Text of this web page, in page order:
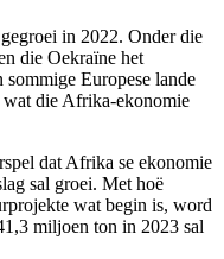
in 2022. Onder die
die Oekraïne het
sommige Europese lande
die Afrika-ekonomie
dat Afrika se ekonomie
sal groei. Met hoë
wat begin is, word
miljoen ton in 2023 sal